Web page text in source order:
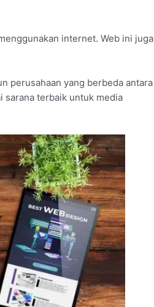
internet. Web ini juga
perusahaan yang berbeda antara
sarana terbaik untuk media